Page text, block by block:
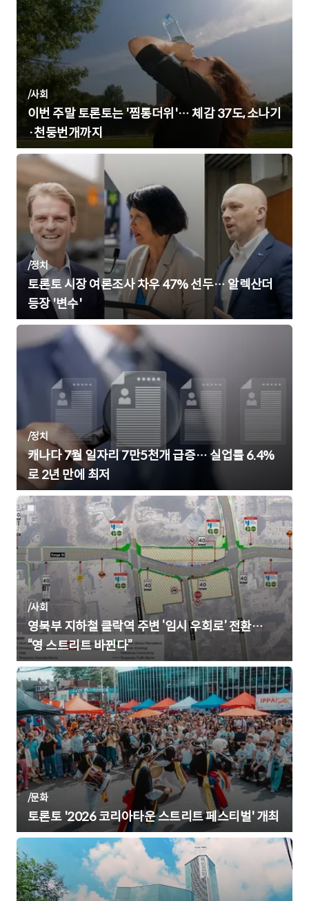
/사회
이번 주말 토론토는 '찜통더위'… 체감 37도, 소나기
·천둥번개까지
/정치
토론토 시장 여론조사 차우 47% 선두… 알렉산더
등장 '변수'
/정치
캐나다 7월 일자리 7만5천개 급증… 실업률 6.4%
로 2년 만에 최저
/사회
영북부 지하철 클락역 주변 ‘임시 우회로’ 전환…
“영 스트리트 바뀐다”
/문화
토론토 '2026 코리아타운 스트리트 페스티벌' 개최